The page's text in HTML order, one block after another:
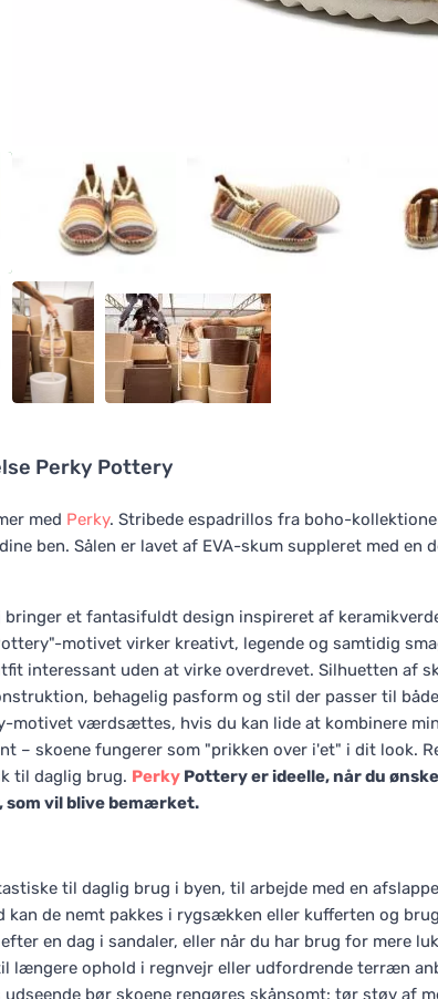
Perky Pottery
med Perky. Stribede espadrillos fra boho-
ben. Sålen er lavet af EVA-skum suppleret med en
et fantasifuldt design inspireret af
motivet virker kreativt, legende og samtidig
interessant uden at virke overdrevet. Silhuetten af
behagelig pasform og stil der passer til
motivet værdsættes, hvis du kan lide at kombinere
– skoene fungerer som "prikken over i'et" i dit look.
til daglig brug. Perky Pottery er ideelle, når du
som vil blive bemærket.
til daglig brug i byen, til arbejde med en
kan de nemt pakkes i rygsækken eller kufferten og
en dag i sandaler, eller når du har brug for mere
længere ophold i regnvejr eller udfordrende terræn
bør skoene rengøres skånsomt: tør støv af